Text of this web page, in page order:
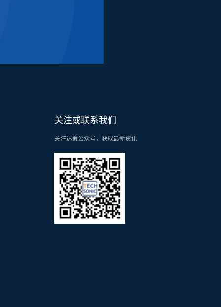
关注或联系我们
关注达策公众号，获取最新资讯